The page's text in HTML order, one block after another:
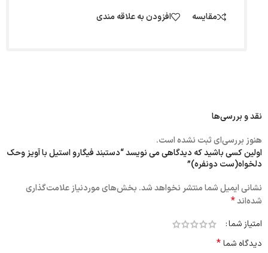
مقایسه افزودن به علاقه مندی
نقد و بررسی‌ها
هنوز بررسی‌ای ثبت نشده است.
اولین کسی باشید که دیدگاهی می نویسد “دستبند فیگارو استیل با آویز و‌حک
دلخواه(ست دونفره)”
نشانی ایمیل شما منتشر نخواهد شد. بخش‌های موردنیاز علامت‌گذاری
شده‌اند*
امتیاز شما
دیدگاه شما*